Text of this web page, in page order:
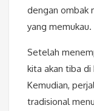
dengan ombak
yang memukau.
Setelah
kita akan tiba di
Kemudian,
tradisional